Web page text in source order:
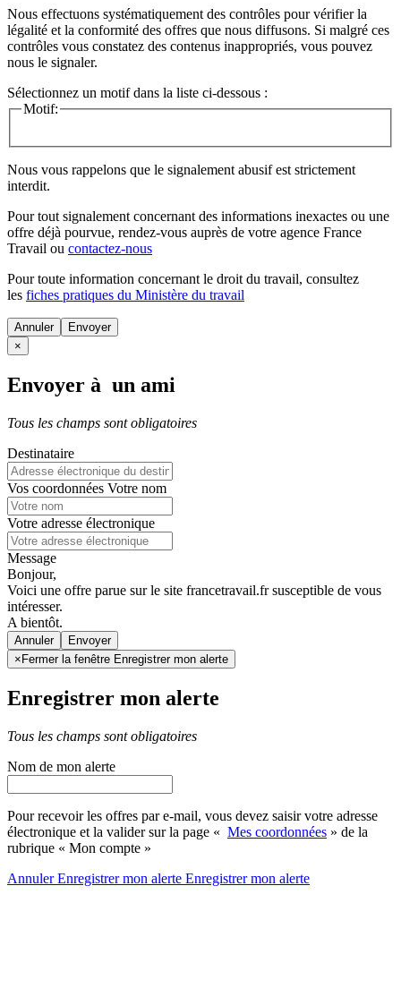
Nous effectuons systématiquement des contrôles pour vérifier la
légalité et la conformité des offres que nous diffusons. Si malgré ces
contrôles vous constatez des contenus inappropriés, vous pouvez
nous le signaler.
Sélectionnez un motif dans la liste ci-dessous :
Motif:
Nous vous rappelons que le signalement abusif est strictement
interdit.
Pour tout signalement concernant des informations inexactes ou une
offre déjà pourvue, rendez-vous auprès de votre agence France
Travail ou contactez-nous
Pour toute information concernant le droit du travail, consultez
les fiches pratiques du Ministère du travail
Annuler
×
Envoyer à un ami
Tous les champs sont obligatoires
Destinataire
Vos coordonnées Votre nom
Votre adresse électronique
Message
Bonjour,
Voici une offre parue sur le site francetravail.fr susceptible de vous
intéresser.
A bientôt.
Annuler
× Fermer la fenêtre Enregistrer mon alerte
Enregistrer mon alerte
Tous les champs sont obligatoires
Nom de mon alerte
Pour recevoir les offres par e-mail, vous devez saisir votre adresse
électronique et la valider sur la page « Mes coordonnées » de la
rubrique « Mon compte »
AnnulerEnregistrer mon alerte Enregistrermon alerte